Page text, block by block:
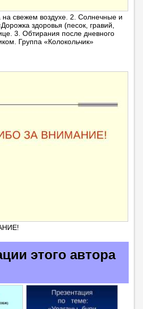
на свежем воздухе. 2. Солнечные и
здоровья (песок, гравий,
3. Обтирания после дневного
Группа «Колокольчик»
этого автора